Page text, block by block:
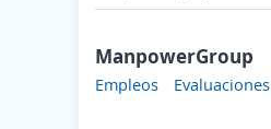
ManpowerGroup
Empleos Evaluaciones